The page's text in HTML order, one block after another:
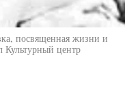
посвященная жизни и
Культурный центр